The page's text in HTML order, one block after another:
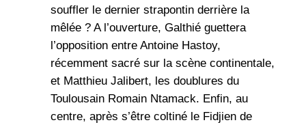
souffler le dernier strapontin derrière la
mêlée ? A l’ouverture, Galthié guettera
l’opposition entre Antoine Hastoy,
récemment sacré sur la scène continentale,
et Matthieu Jalibert, les doublures du
Toulousain Romain Ntamack. Enfin, au
centre, après s’être coltiné le Fidjien de